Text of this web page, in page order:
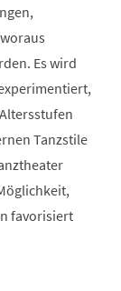
Es wird
Tanzstile
favorisiert